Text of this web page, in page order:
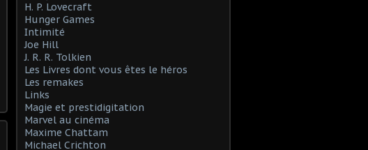
H. P. Lovecraft
Hunger Games
Intimité
Joe Hill
J. R. R. Tolkien
Les Livres dont vous êtes le héros
Les remakes
Links
Magie et prestidigitation
Marvel au cinéma
Maxime Chattam
Michael Crichton